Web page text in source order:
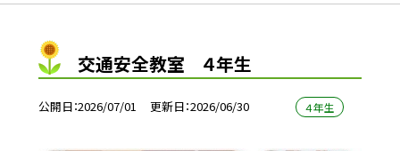
交通安全教室 ４年生
公開日 2026/07/01 更新日 2026/06/30 ４年生